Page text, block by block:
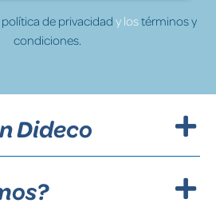
política de privacidad y lostérminos y
condiciones.
Dideco